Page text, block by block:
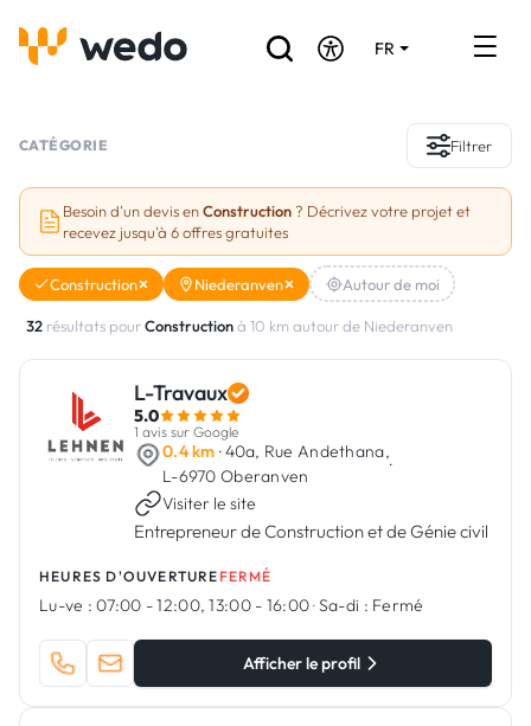
FR
Réalisations
Aides et subventions
Vous êtes un Artisan ?
Connexion
CATÉGORIE Filtrer
Besoin d'un devis enConstruction ? Décrivez votre projet et
recevez jusqu'à 6 offres gratuites
Construction Niederanven Autour de moi
32 résultats pourConstructionà 10 km autour de Niederanven
L-Travaux
5.0
1 avis sur Google
0.4 km · 40a, Rue Andethana,
L-6970 Oberanven
·
Visiter le site
Entrepreneur de Construction et de Génie civil
HEURES D'OUVERTURE FERMÉ
Lu-ve : 07:00 - 12:00, 13:00 - 16:00·Sa-di : Fermé
Afficher le profil